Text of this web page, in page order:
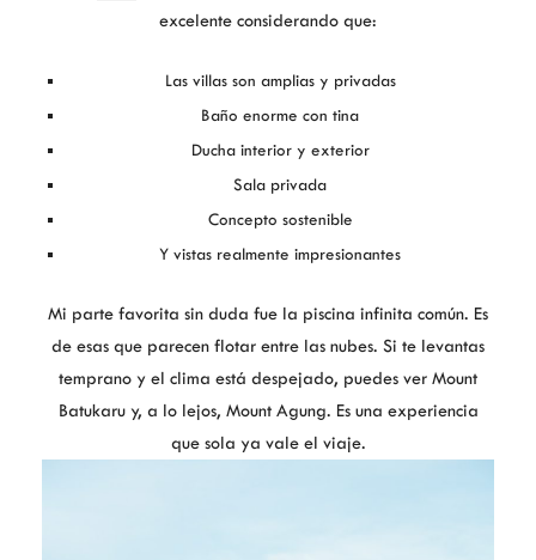
excelente considerando que:
Las villas son amplias y privadas
Baño enorme con tina
Ducha interior y exterior
Sala privada
Concepto sostenible
Y vistas realmente impresionantes
Mi parte favorita sin duda fue la piscina infinita común. Es
de esas que parecen flotar entre las nubes. Si te levantas
temprano y el clima está despejado, puedes ver Mount
Batukaru y, a lo lejos, Mount Agung. Es una experiencia
que sola ya vale el viaje.